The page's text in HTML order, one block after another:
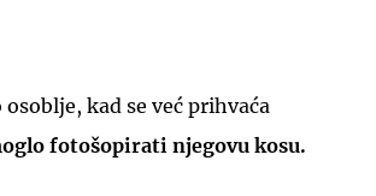
kad se već prihvaća
fotošopirati njegovu kosu.